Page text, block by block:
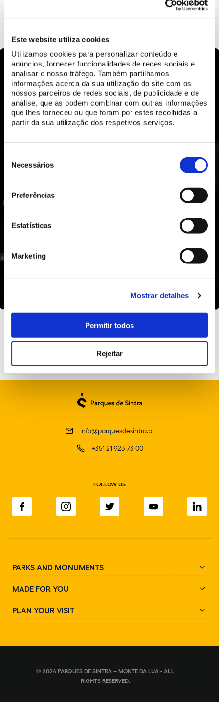
Este website utiliza cookies
Utilizamos cookies para personalizar conteúdo e
anúncios, fornecer funcionalidades de redes sociais e
analisar o nosso tráfego. Também partilhamos
informações acerca da sua utilização do site com os
nossos parceiros de redes sociais, de publicidade e de
análise, que as podem combinar com outras informações
que lhes forneceu ou que foram por estes recolhidas a
partir da sua utilização dos respetivos serviços.
Necessários
Preferências
Estatísticas
Marketing
Mostrar detalhes
Permitir todos
Rejeitar
LEARN MORE
+1
info@parquesdesintra.pt
+351 21 923 73 00
FOLLOW US
PARKS AND MONUMENTS
MADE FOR YOU
PLAN YOUR VISIT
© 2024 PARQUES DE SINTRA – MONTE DA LUA - ALL
RIGHTS RESERVED.